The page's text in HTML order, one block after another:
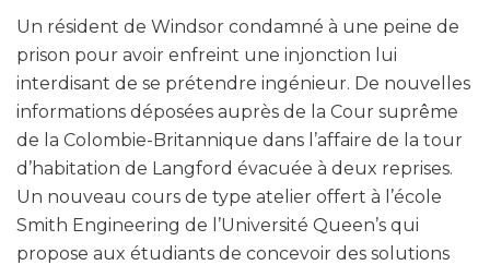
Un résident de Windsor condamné à une peine de
prison pour avoir enfreint une injonction lui
interdisant de se prétendre ingénieur. De nouvelles
informations déposées auprès de la Cour suprême
de la Colombie-Britannique dans l’affaire de la tour
d’habitation de Langford évacuée à deux reprises.
Un nouveau cours de type atelier offert à l’école
Smith Engineering de l’Université Queen’s qui
propose aux étudiants de concevoir des solutions